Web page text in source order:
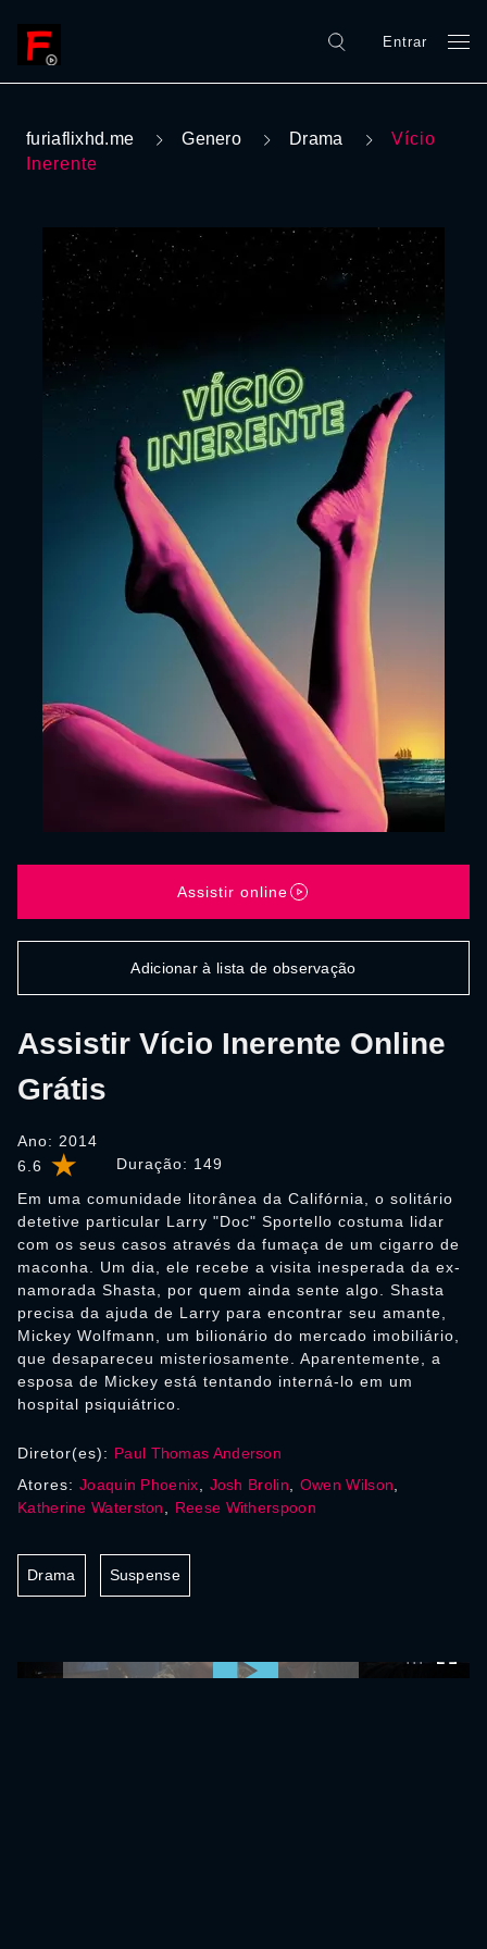
Entrar
furiaflixhd.me Genero Drama
Vício
Inerente
6.6 Duração: 149
Assistir Vício Inerente Online
Grátis
Ano: 2014
Em uma comunidade litorânea da Califórnia, o solitário
detetive particular Larry "Doc" Sportello costuma lidar
com os seus casos através da fumaça de um cigarro de
maconha. Um dia, ele recebe a visita inesperada da ex-
namorada Shasta, por quem ainda sente algo. Shasta
precisa da ajuda de Larry para encontrar seu amante,
Mickey Wolfmann, um bilionário do mercado imobiliário,
que desapareceu misteriosamente. Aparentemente, a
esposa de Mickey está tentando interná-lo em um
hospital psiquiátrico.
Assistir online
Adicionar à lista de observação
Diretor(es): Paul Thomas Anderson
Atores: Joaquin Phoenix Josh Brolin Owen Wilson
Katherine Waterston
Reese Witherspoon
Drama Suspense